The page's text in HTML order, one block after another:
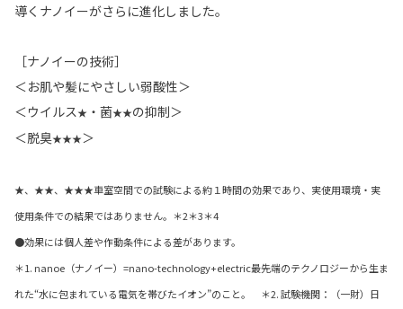
導くナノイーがさらに進化しました。
［ナノイーの技術］
＜お肌や髪にやさしい弱酸性＞
＜ウイルス★ ・菌★★の抑制＞
＜脱臭★★★＞
★、★★、★★★車室空間での試験による約１時間の効果であり、実使用環境・実
使用条件での結果ではありません。＊2＊3＊4
●効果には個人差や作動条件による差があります。
＊1. nanoe（ナノイー）=nano-technology+electric最先端のテクノロジーから生ま
れた“水に包まれている電気を帯びたイオン”のこと。 ＊2. 試験機関：（一財）日